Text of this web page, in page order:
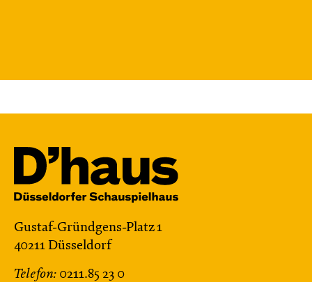
Gustaf-Gründgens-Platz 1
40211 Düsseldorf
Telefon: 0211.85 23 0